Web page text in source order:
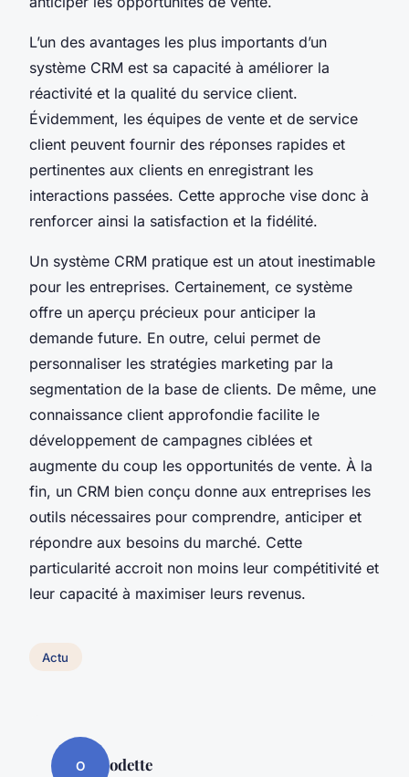
L’un des avantages les plus importants d’un
système CRM est sa capacité à améliorer la
réactivité et la qualité du service client.
Évidemment, les équipes de vente et de service
client peuvent fournir des réponses rapides et
pertinentes aux clients en enregistrant les
interactions passées. Cette approche vise donc à
renforcer ainsi la satisfaction et la fidélité.
Un système CRM pratique est un atout inestimable
pour les entreprises. Certainement, ce système
offre un aperçu précieux pour anticiper la
demande future. En outre, celui permet de
personnaliser les stratégies marketing par la
segmentation de la base de clients. De même, une
connaissance client approfondie facilite le
développement de campagnes ciblées et
augmente du coup les opportunités de vente. À la
fin, un CRM bien conçu donne aux entreprises les
outils nécessaires pour comprendre, anticiper et
répondre aux besoins du marché. Cette
particularité accroit non moins leur compétitivité et
leur capacité à maximiser leurs revenus.
Actu
O odette